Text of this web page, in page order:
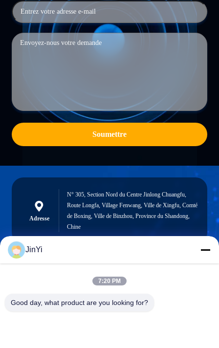
Soumettre
Adresse
N° 305, Section Nord du Centre Jinlong Chuangfu,
Route Longfa, Village Fenwang, Ville de Xingfu, Comté
de Boxing, Ville de Binzhou, Province du Shandong,
Chine
chenshasha1867@gmail.com
JinYi
7:20 PM
Good day, what product are you looking for?